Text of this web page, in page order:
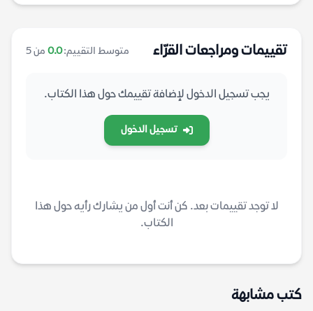
تقييمات ومراجعات القرّاء متوسط التقييم:0.0 من 5
يجب تسجيل الدخول لإضافة تقييمك حول هذا الكتاب.
تسجيل الدخول
لا توجد تقييمات بعد. كن أنت أول من يشارك رأيه حول هذا
الكتاب.
كتب مشابهة